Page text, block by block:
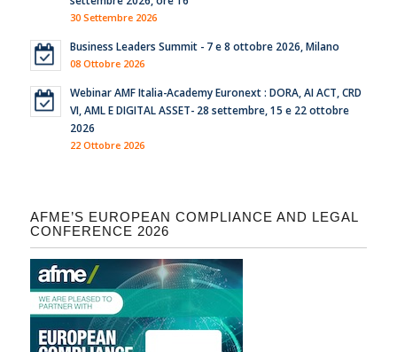
30 Settembre 2026
Business Leaders Summit - 7 e 8 ottobre 2026, Milano
08 Ottobre 2026
Webinar AMF Italia-Academy Euronext : DORA, AI ACT, CRD
VI, AML E DIGITAL ASSET- 28 settembre, 15 e 22 ottobre
2026
22 Ottobre 2026
AFME’S EUROPEAN COMPLIANCE AND LEGAL
CONFERENCE 2026